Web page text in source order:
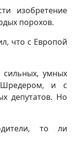
изобретение
порохов.
что с Европой
умных
и с
депутатов. Но
то ли